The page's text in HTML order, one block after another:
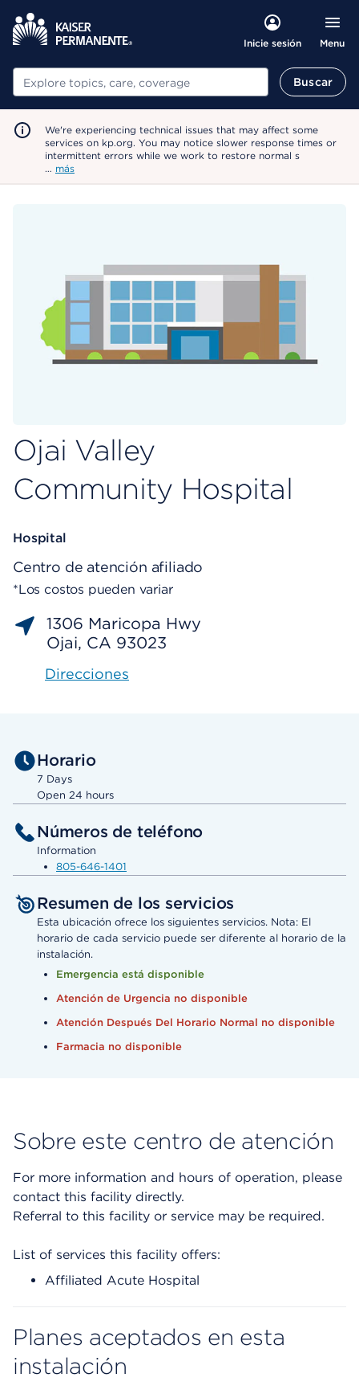
Inicie sesión Menu
Buscar Buscar
We're experiencing technical issues that may affect some
services on kp.org. You may notice slower response times or
intermittent errors while we work to restore normal s
… más
Ojai Valley
Community Hospital
Hospital
Centro de atención afiliado
*Los costos pueden variar
1306 Maricopa Hwy
Ojai, CA 93023
Direcciones
Horario
7 Days
Open 24 hours
Números de teléfono
Information
805-646-1401
Resumen de los servicios
Esta ubicación ofrece los siguientes servicios. Nota: El
horario de cada servicio puede ser diferente al horario de la
instalación.
Emergencia está disponible
Atención de Urgencia no disponible
Atención Después Del Horario Normal no disponible
Farmacia no disponible
Sobre este centro de atención
For more information and hours of operation, please
contact this facility directly.
Referral to this facility or service may be required.
List of services this facility offers:
Affiliated Acute Hospital
Planes aceptados en esta
instalación